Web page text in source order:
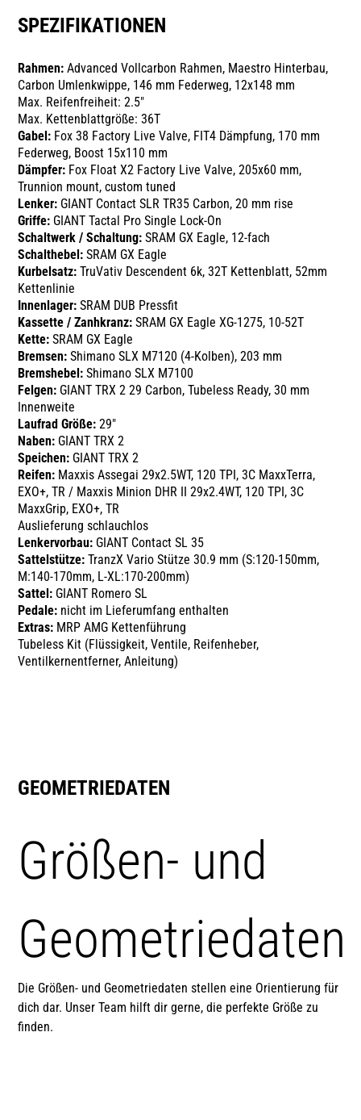
SPEZIFIKATIONEN
Rahmen: Advanced Vollcarbon Rahmen, Maestro Hinterbau,
Carbon Umlenkwippe, 146 mm Federweg, 12x148 mm
Max. Reifenfreiheit: 2.5"
Max. Kettenblattgröße: 36T
Gabel: Fox 38 Factory Live Valve, FIT4 Dämpfung, 170 mm
Federweg, Boost 15x110 mm
Dämpfer: Fox Float X2 Factory Live Valve, 205x60 mm,
Trunnion mount, custom tuned
Lenker: GIANT Contact SLR TR35 Carbon, 20 mm rise
Griffe: GIANT Tactal Pro Single Lock-On
Schaltwerk / Schaltung: SRAM GX Eagle, 12-fach
Schalthebel: SRAM GX Eagle
Kurbelsatz: TruVativ Descendent 6k, 32T Kettenblatt, 52mm
Kettenlinie
Innenlager: SRAM DUB Pressfit
Kassette / Zanhkranz: SRAM GX Eagle XG-1275, 10-52T
Kette: SRAM GX Eagle
Bremsen: Shimano SLX M7120 (4-Kolben), 203 mm
Bremshebel: Shimano SLX M7100
Felgen: GIANT TRX 2 29 Carbon, Tubeless Ready, 30 mm
Innenweite
Laufrad Größe: 29"
Naben: GIANT TRX 2
Speichen: GIANT TRX 2
Reifen: Maxxis Assegai 29x2.5WT, 120 TPI, 3C MaxxTerra,
EXO+, TR / Maxxis Minion DHR II 29x2.4WT, 120 TPI, 3C
MaxxGrip, EXO+, TR
Auslieferung schlauchlos
Lenkervorbau: GIANT Contact SL 35
Sattelstütze: TranzX Vario Stütze 30.9 mm (S:120-150mm,
M:140-170mm, L-XL:170-200mm)
Sattel: GIANT Romero SL
Pedale: nicht im Lieferumfang enthalten
Extras: MRP AMG Kettenführung
Tubeless Kit (Flüssigkeit, Ventile, Reifenheber,
Ventilkernentferner, Anleitung)
GEOMETRIEDATEN
Größen- und
Geometriedaten
Die Größen- und Geometriedaten stellen eine Orientierung für
dich dar. Unser Team hilft dir gerne, die perfekte Größe zu
finden.